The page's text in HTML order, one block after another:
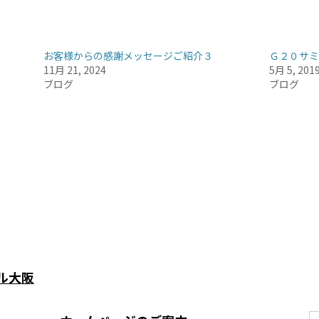
お客様からの感謝メッセージご紹介３
11月 21, 2024
ブログ
Ｇ２０サ
5月 5, 2019
ブログ
大阪